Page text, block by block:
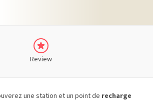
Review
une station et un point de recharge